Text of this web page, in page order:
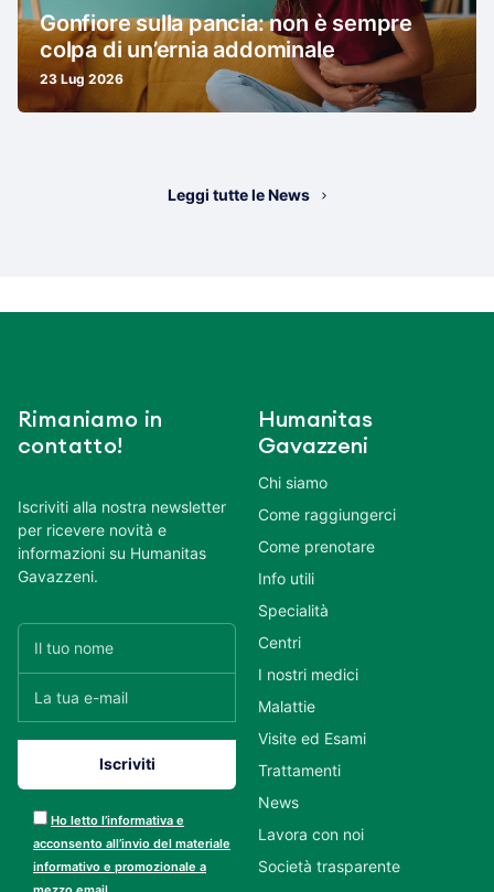
Gonfiore sulla pancia: non è sempre
colpa di un’ernia addominale
23 Lug 2026
Leggi tutte le News
Rimaniamo in
contatto!
Iscriviti alla nostra newsletter
per ricevere novità e
informazioni su Humanitas
Gavazzeni.
Ho letto l’informativa e
acconsento all’invio del materiale
informativo e promozionale a
Humanitas
Gavazzeni
Chi siamo
Come raggiungerci
Come prenotare
Info utili
Specialità
Centri
I nostri medici
Malattie
Visite ed Esami
Trattamenti
News
Lavora con noi
Società trasparente